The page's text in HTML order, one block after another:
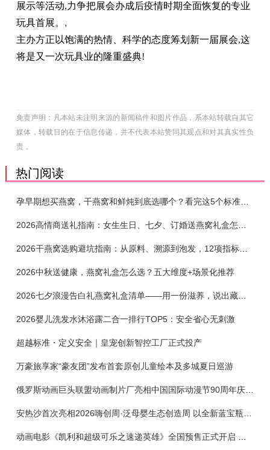
展示等活动,力争把展会办成后疫情时期全面恢复的专业
玩具首展。 ,
主办方正以饱满的热情、科学的态度筹划新一届展会,这
将是又一次玩具业的隆重盛典!
免责声明：凡本站未注明来源的新闻稿件和图片作品，系本站转载自其它
媒体，转载目的在于信息传递，并不代表本站赞同其观点和对其真实性负
责 。
热门阅读
孕早期想买燕窝，干燕窝和鲜炖到底选哪个？看完这5个标准再下单
2026干燕窝选购避坑指南：从原料、溯源到泡发，12项指标判断靠谱燕窝
2026中秋送健康，燕窝礼盒怎么选？五大维度+场景化推荐
2026七夕浪漫告白礼燕窝礼盒清单——用一份滋养，说出藏在心底的爱
2026婴儿洗发水沐浴露二合一排行TOP5：安全省心无刺激
超越标准・定义安全｜皇宠创新智控工厂正式投产
万豪旅享家“豪友团”发布首套原创儿童绘本及多城夏日巡游
俄罗斯动画巨头联盟动画制片厂亮相中国国际动漫节90周年庆开启中国之旅新篇章